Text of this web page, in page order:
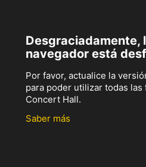
Desgraciadamente,
navegador está
Por favor, actualice la
para poder utilizar todas
Concert Hall.
Saber más